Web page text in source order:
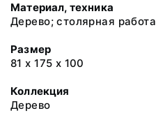
Материал, техника
Дерево; столярная работа
Размер
81 х 175 х 100
Коллекция
Дерево